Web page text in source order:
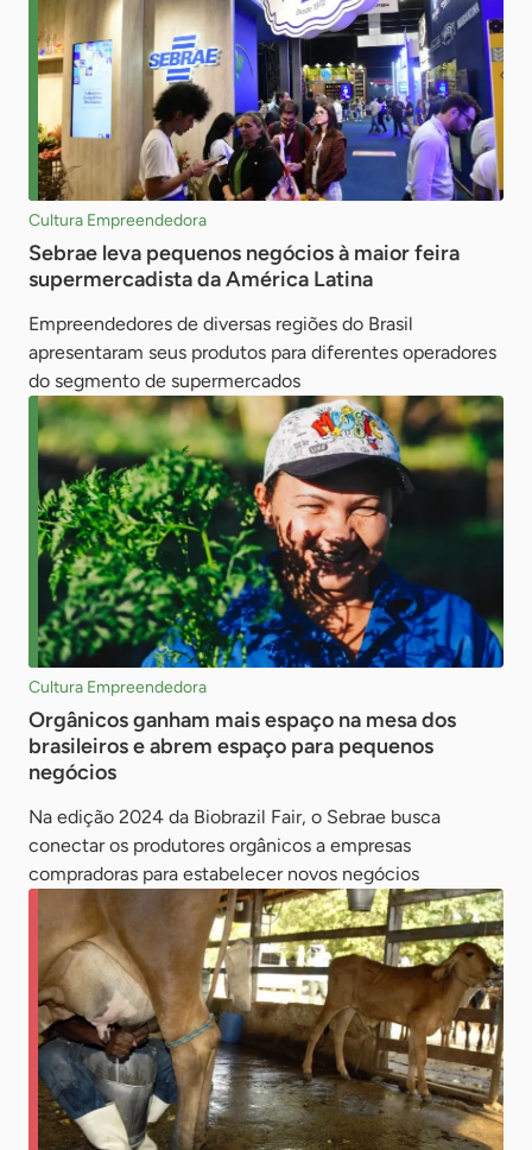
Cultura Empreendedora
Sebrae leva pequenos negócios à maior feira
supermercadista da América Latina
Empreendedores de diversas regiões do Brasil
apresentaram seus produtos para diferentes operadores
do segmento de supermercados
Cultura Empreendedora
Orgânicos ganham mais espaço na mesa dos
brasileiros e abrem espaço para pequenos
negócios
Na edição 2024 da Biobrazil Fair, o Sebrae busca
conectar os produtores orgânicos a empresas
compradoras para estabelecer novos negócios